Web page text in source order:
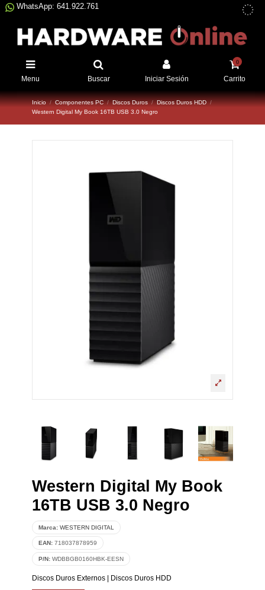
WhatsApp: 641.922.761
Menu Buscar Iniciar Sesión
0
Carrito
Inicio Componentes PC Discos Duros
Discos Duros HDD
Western Digital My Book 16TB USB 3.0 Negro
Western Digital My Book
16TB USB 3.0 Negro
Marca: WESTERN DIGITAL
EAN: 718037878959
P/N: WDBBGB0160HBK-EESN
Discos Duros Externos| Discos Duros HDD